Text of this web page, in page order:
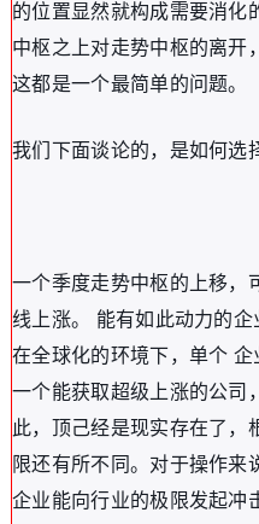
的位置显然就构成需要消化
中枢之上对走势中枢的离开
这都是一个最简单的问题。
我们下面谈论的，是如何选
一个季度走势中枢的上移，
线上涨。 能有如此动力的
在全球化的环境下，单个
一个能获取超级上涨的公司
此，顶己经是现实存在了，
限还有所不同。对于操作来
企业能向行业的极限发起冲